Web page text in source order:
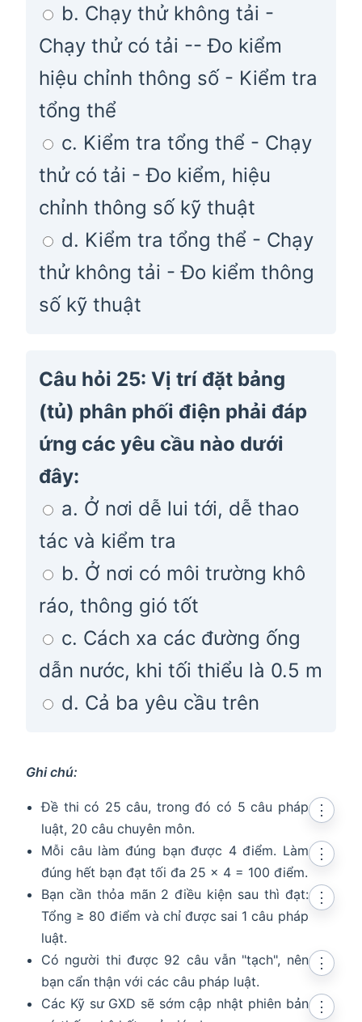
b. Chạy thử không tải -
Chạy thử có tải -- Đo kiểm
hiệu chỉnh thông số - Kiểm tra
tổng thể
c. Kiểm tra tổng thể - Chạy
thử có tải - Đo kiểm, hiệu
chỉnh thông số kỹ thuật
d. Kiểm tra tổng thể - Chạy
thử không tải - Đo kiểm thông
số kỹ thuật
Câu hỏi 25: Vị trí đặt bảng
(tủ) phân phối điện phải đáp
ứng các yêu cầu nào dưới
đây:
a. Ở nơi dễ lui tới, dễ thao
tác và kiểm tra
b. Ở nơi có môi trường khô
ráo, thông gió tốt
c. Cách xa các đường ống
dẫn nước, khi tối thiểu là 0.5 m
d. Cả ba yêu cầu trên
Ghi chú:
Đề thi có 25 câu, trong đó có 5 câu pháp
luật, 20 câu chuyên môn.
⋮
Mỗi câu làm đúng bạn được 4 điểm. Làm
đúng hết bạn đạt tối đa 25 x 4 = 100 điểm.
⋮
Bạn cần thỏa mãn 2 điều kiện sau thì đạt:
Tổng ≥ 80 điểm và chỉ được sai 1 câu pháp
luật.
⋮
Có người thi được 92 câu vẫn "tạch", nên
bạn cẩn thận với các câu pháp luật.
⋮
Các Kỹ sư GXD sẽ sớm cập nhật phiên bản
⋮